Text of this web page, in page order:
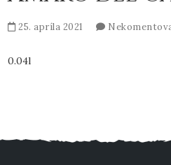
25. apríla 2021
0.04l